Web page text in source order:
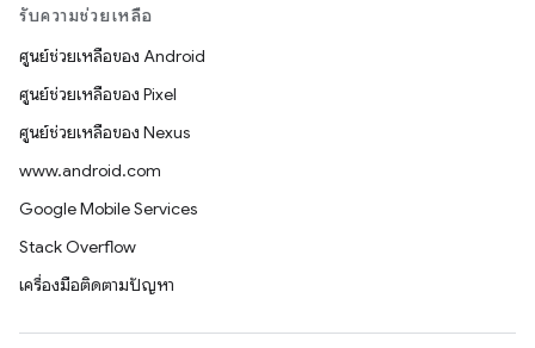
รับความช่วยเหลือ
ศูนย์ช่วยเหลือของ Android
ศูนย์ช่วยเหลือของ Pixel
ศูนย์ช่วยเหลือของ Nexus
www.android.com
Google Mobile Services
Stack Overflow
เครื่องมือติดตามปัญหา